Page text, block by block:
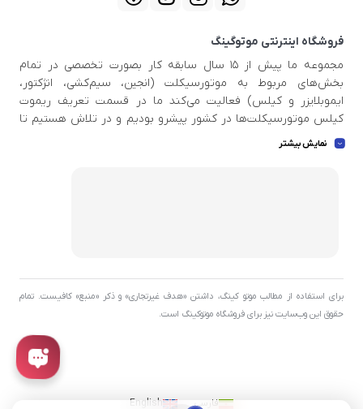
فروشگاه اینترنتی موتوگینگ
مجموعه ما پیش از ۱۵ سال سابقه کار بصورت تخصصی در تمام
بخش‌های مربوط به موتورسیکلت (انجین، سیم‌کشی، انژکتور،
ایموبلایزر و کیلس) فعالیت می‌کند ما در قسمت تعریف ریموت
کیلس موتورسیکلت‌ها در کشور پیشرو بودیم و در تلاش هستیم تا
اطلاعات بروزی در دست داشته باشید تا بتوانیم خدمات استاندار و
نمایش بیشتر
برای استفاده از مطالب موتو کینگ، داشتن «هدف غیرتجاری» و ذکر «منبع» کافیست. تمام
حقوق اين وب‌سايت نیز برای فروشگاه موتوکینگ است.
فارسی English